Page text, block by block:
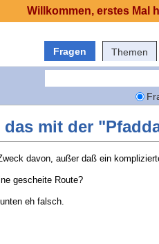
Fragen Themen
mit der
davon, außer daß ein
gescheite Route?
eh falsch.
Willkommen, erstes Mal